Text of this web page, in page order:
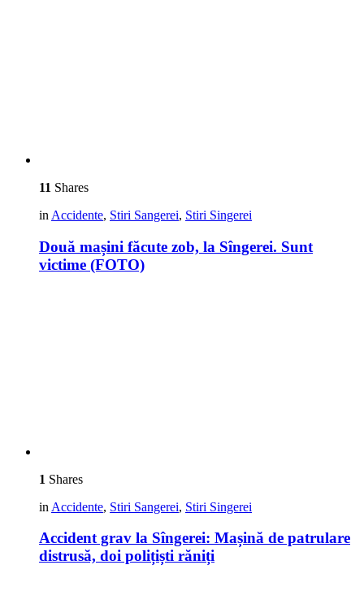
11 Shares
in Accidente, Stiri Sangerei, Stiri Singerei
Două mașini făcute zob, la Sîngerei. Sunt
victime (FOTO)
1 Shares
in Accidente, Stiri Sangerei, Stiri Singerei
Accident grav la Sîngerei: Mașină de patrulare
distrusă, doi polițiști răniți